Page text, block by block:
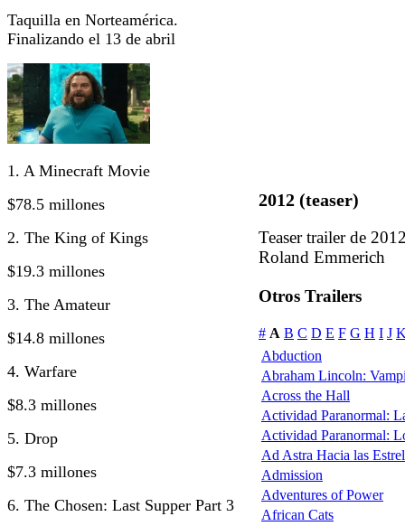
Taquilla en Norteamérica.
Finalizando el 13 de abril
1. A Minecraft Movie
$78.5 millones
2. The King of Kings
$19.3 millones
3. The Amateur
$14.8 millones
4. Warfare
$8.3 millones
5. Drop
$7.3 millones
6. The Chosen: Last Supper Part 3
2012 (teaser)
Teaser trailer de
Roland Emmerich
Otros Trailers
# A B C D E F G H I J
Abduction
Abraham Lincoln:
Across the Hall
Actividad Paranormal:
Actividad Paranormal:
Ad Astra Hacia las
Admission
Adventures of Power
African Cats